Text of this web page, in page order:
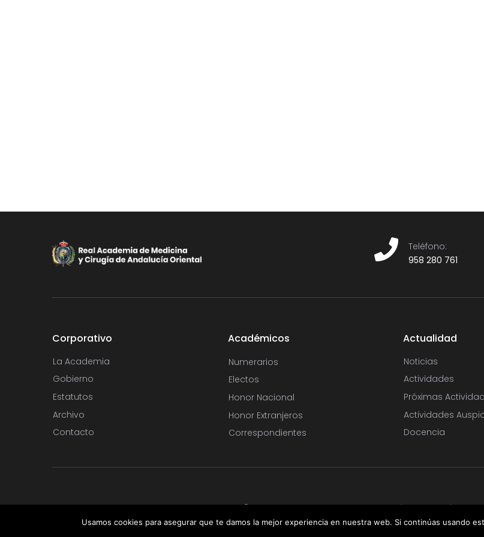
Teléfono:​
958 280 761
Corporativo
La Academia
Gobierno
Estatutos
Archivo
Contacto
Académicos
Numerarios
Electos
Honor Nacional
Honor Extranjeros
Correspondientes
Actualidad
Noticias
Actividades
Próximas
Actividades
Docencia
Copyright © 2020. Real Academia de Medicina y Cirugía de Andalucía
Aviso Legal| Política de Cookies
Usamos cookies para asegurar que te damos la mejor experiencia en nuestra web. Si continúas usando